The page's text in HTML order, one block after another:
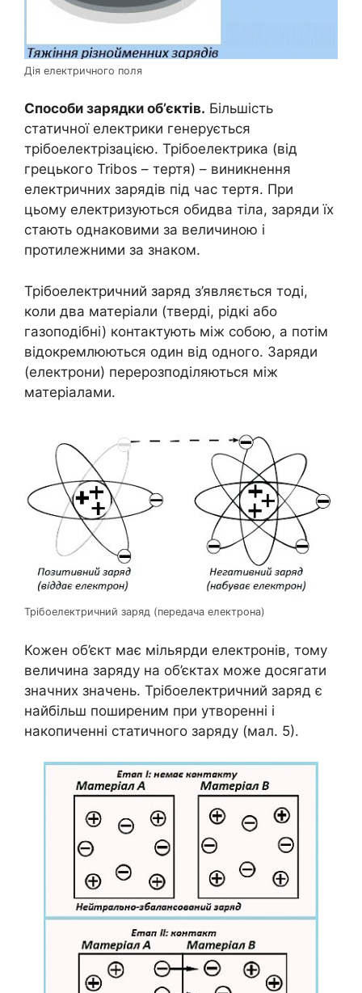
Дія електричного поля
Способи зарядки об’єктів. Більшість
статичної електрики генерується
трібоелектрізацією. Трібоелектрика (від
грецького Tribos – тертя) – виникнення
електричних зарядів під час тертя. При
цьому електризуються обидва тіла, заряди їх
стають однаковими за величиною і
протилежними за знаком.
Трібоелектричний заряд з’являється тоді,
коли два матеріали (тверді, рідкі або
газоподібні) контактують між собою, а потім
відокремлюються один від одного. Заряди
(електрони) перерозподіляються між
матеріалами.
Трібоелектричний заряд (передача електрона)
Кожен об’єкт має мільярди електронів, тому
величина заряду на об’єктах може досягати
значних значень. Трібоелектричний заряд є
найбільш поширеним при утворенні і
накопиченні статичного заряду (мал. 5).